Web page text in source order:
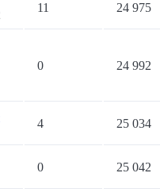
11 24 975
0 24 992
4 25 034
0 25 042